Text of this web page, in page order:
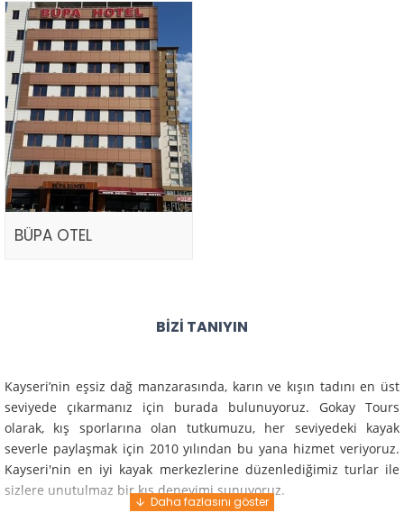
BÜPA OTEL
BIZI TANIYIN
Kayseri’nin eşsiz dağ manzarasında, karın ve kışın tadını en üst
seviyede çıkarmanız için burada bulunuyoruz. Gokay Tours
olarak, kış sporlarına olan tutkumuzu, her seviyedeki kayak
severle paylaşmak için 2010 yılından bu yana hizmet veriyoruz.
Kayseri'nin en iyi kayak merkezlerine düzenlediğimiz turlar ile
sizlere unutulmaz bir kış deneyimi sunuyoruz.